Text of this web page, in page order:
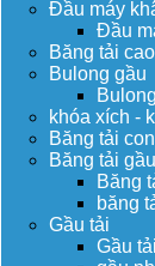
Đầu máy
Đầu
Băng tải
Bulong gầu
Bulong
khóa xích -
Băng tải
Băng tải gầu
Băng
băng
Gầu tải
Gầu